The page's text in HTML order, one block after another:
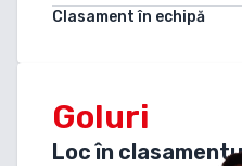
Clasament în echipă
Goluri
Loc în